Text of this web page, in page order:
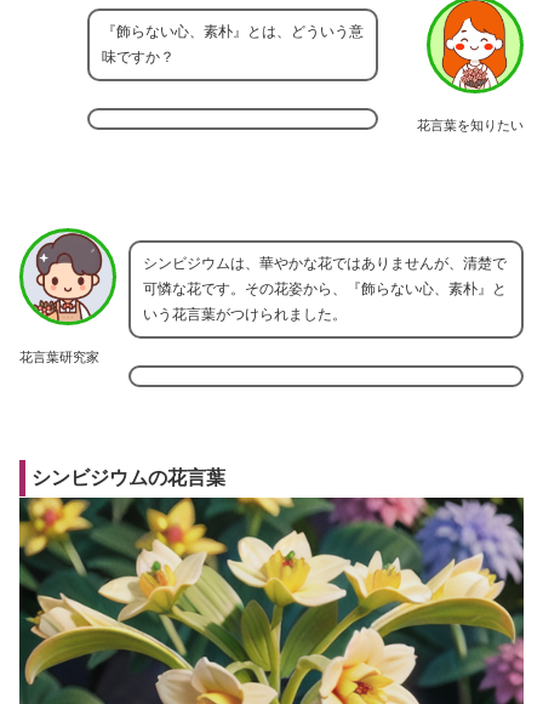
花言葉を知りたい
『飾らない心、素朴』とは、どういう意
味ですか？
花言葉研究家
シンビジウムは、華やかな花ではありませんが、清楚で
可憐な花です。その花姿から、『飾らない心、素朴』と
いう花言葉がつけられました。
シンビジウムの花言葉